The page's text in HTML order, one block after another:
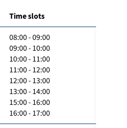
Time slots
08:00 - 09:00
09:00 - 10:00
10:00 - 11:00
11:00 - 12:00
12:00 - 13:00
13:00 - 14:00
15:00 - 16:00
16:00 - 17:00